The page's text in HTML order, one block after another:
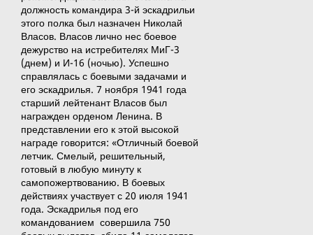
должность командира 3-й эскадрильи
этого полка был назначен Николай
Власов. Власов лично нес боевое
дежурство на истребителях МиГ-3
(днем) и И-16 (ночью). Успешно
справлялась с боевыми задачами и
его эскадрилья. 7 ноября 1941 года
старший лейтенант Власов был
награжден орденом Ленина. В
представлении его к этой высокой
награде говорится: «Отличный боевой
летчик. Смелый, решительный,
готовый в любую минуту к
самопожертвованию. В боевых
действиях участвует с 20 июля 1941
года. Эскадрилья под его
командованием совершила 750